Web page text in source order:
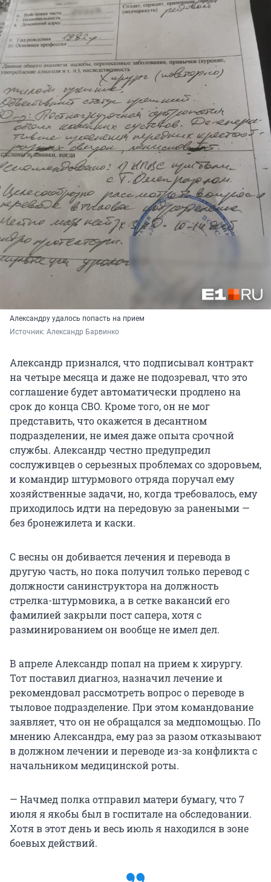
Александру удалось попасть на прием
Источник: Александр Барвинко
Александр признался, что подписывал контракт
на четыре месяца и даже не подозревал, что это
соглашение будет автоматически продлено на
срок до конца СВО. Кроме того, он не мог
представить, что окажется в десантном
подразделении, не имея даже опыта срочной
службы. Александр честно предупредил
сослуживцев о серьезных проблемах со здоровьем,
и командир штурмового отряда поручал ему
хозяйственные задачи, но, когда требовалось, ему
приходилось идти на передовую за ранеными —
без бронежилета и каски.
С весны он добивается лечения и перевода в
другую часть, но пока получил только перевод с
должности санинструктора на должность
стрелка-штурмовика, а в сетке вакансий его
фамилией закрыли пост сапера, хотя с
разминированием он вообще не имел дел.
В апреле Александр попал на прием к хирургу.
Тот поставил диагноз, назначил лечение и
рекомендовал рассмотреть вопрос о переводе в
тыловое подразделение. При этом командование
заявляет, что он не обращался за медпомощью. По
мнению Александра, ему раз за разом отказывают
в должном лечении и переводе из-за конфликта с
начальником медицинской роты.
— Начмед полка отправил матери бумагу, что 7
июля я якобы был в госпитале на обследовании.
Хотя в этот день и весь июль я находился в зоне
боевых действий.